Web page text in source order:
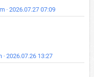
· 2026.07.27 07:09
2026.07.26 13:27